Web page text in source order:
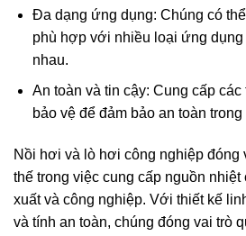
Đa dạng ứng dụng: Chúng có
phù hợp với nhiều loại ứng
nhau.
An toàn và tin cậy: Cung cấp
bảo vệ để đảm bảo an toàn
Nồi hơi và lò hơi công nghiệp đóng
thế trong việc cung cấp nguồn nhiệt
xuất và công nghiệp. Với thiết kế
và tính an toàn, chúng đóng vai trò